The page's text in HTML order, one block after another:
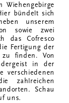
Wiehengebirge
bündelt sich
unserem
sowie zwei
das Cofresco
Fertigung der
zu finden. Von
in der
verschiedenen
zahlreichen
Schau
uns.